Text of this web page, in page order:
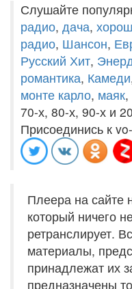
Слушайте
радио, дача,
радио, Шансон,
Русский Хит,
романтика, Камеди
монте карло, маяк,
70-х, 80-х, 90-х и
Присоединись к
Плеера на сайте
который ничего
ретранслирует.
материалы,
принадлежат их
предназначены